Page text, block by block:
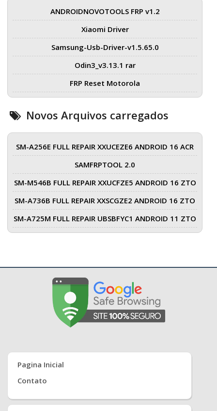
ANDROIDNOVOTOOLS FRP v1.2
Xiaomi Driver
Samsung-Usb-Driver-v1.5.65.0
Odin3_v3.13.1 rar
FRP Reset Motorola
Novos Arquivos carregados
SM-A256E FULL REPAIR XXUCEZE6 ANDROID 16 ACR
SAMFRPTOOL 2.0
SM-M546B FULL REPAIR XXUCFZE5 ANDROID 16 ZTO
SM-A736B FULL REPAIR XXSCGZE2 ANDROID 16 ZTO
SM-A725M FULL REPAIR UBSBFYC1 ANDROID 11 ZTO
Pagina Inicial
Contato